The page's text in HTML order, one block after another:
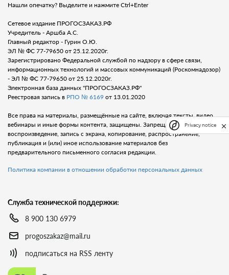
Нашли опечатку? Выделите и нажмите Ctrl+Enter
Сетевое издание ПРОГОСЗАКАЗ.РФ
Учредитель - Аршба А.С.
Главный редактор - Гурин О.Ю.
ЭЛ № ФС 77-79650 от 25.12.2020г.
Зарегистрировано Федеральной службой по надзору в сфере связи,
информационных технологий и массовых коммуникаций (Роскомнадозор)
- ЭЛ № ФС 77-79650 от 25.12.2020г.
Электронная база данных "ПРОГОСЗАКАЗ.РФ"
Реестровая запись в РПО № 6169 от 13.01.2020
Все права на материалы, размещённые на сайте, включая тексты, видео,
вебинары и иные формы контента, защищены. Запрещается любое
воспроизведение, запись с экрана, копирование, распространение,
публикация и (или) иное использование материалов без
предварительного письменного согласия редакции.
Политика компании в отношении обработки персональных данных
Служба технической поддержки:
8 900 130 6979
progoszakaz@mail.ru
подписаться на RSS ленту
Privacy notice